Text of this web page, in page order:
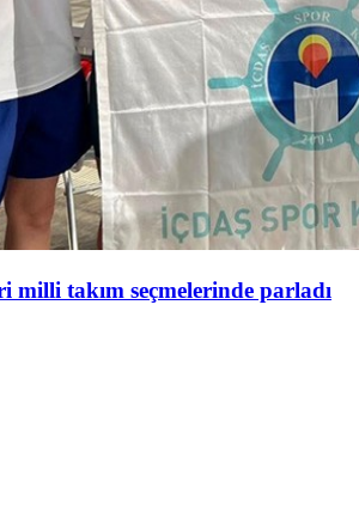
milli takım seçmelerinde parladı